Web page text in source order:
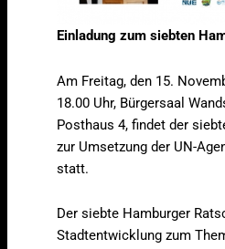
Einladung zum siebten
Am Freitag, den 15.
18.00 Uhr, Bürgersaal
Posthaus 4, findet der
zur Umsetzung der UN-
statt.
Der siebte Hamburger
Stadtentwicklung zum